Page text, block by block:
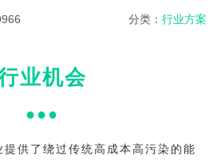
分类：行业方案
业机会
●●●
供了绕过传统高成本高污染的能